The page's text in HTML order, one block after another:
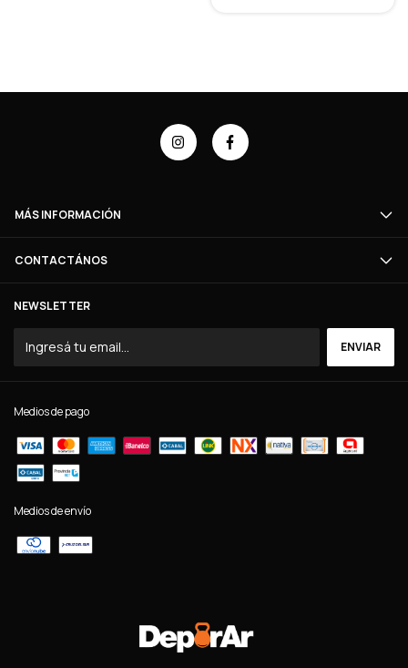
MÁS INFORMACIÓN
CONTACTÁNOS
NEWSLETTER
Medios de pago
Medios de envío